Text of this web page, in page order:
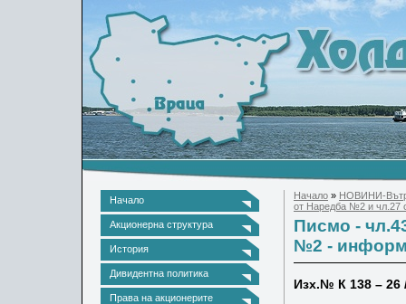
Начало
Акционерна структура
История
Дивидентна политика
Права на акционерите
Начало » НОВИНИ-
от Наредба №2 и чл.27
Писмо -
№2 -
Изх.№ К 138 – 26